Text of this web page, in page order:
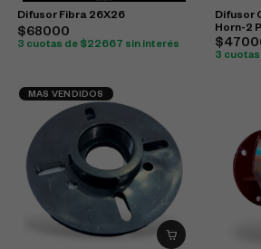
Difusor Fibra 26X26
$68000
3 cuotas de $22667 sin interés
Difusor
Horn-2
3
MAS VENDIDOS